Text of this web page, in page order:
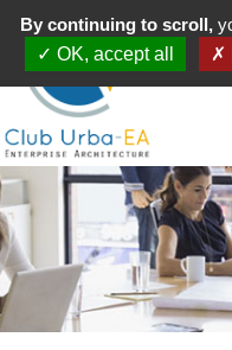
Toggle
MENU
By continuing to scroll,
OK, accept all